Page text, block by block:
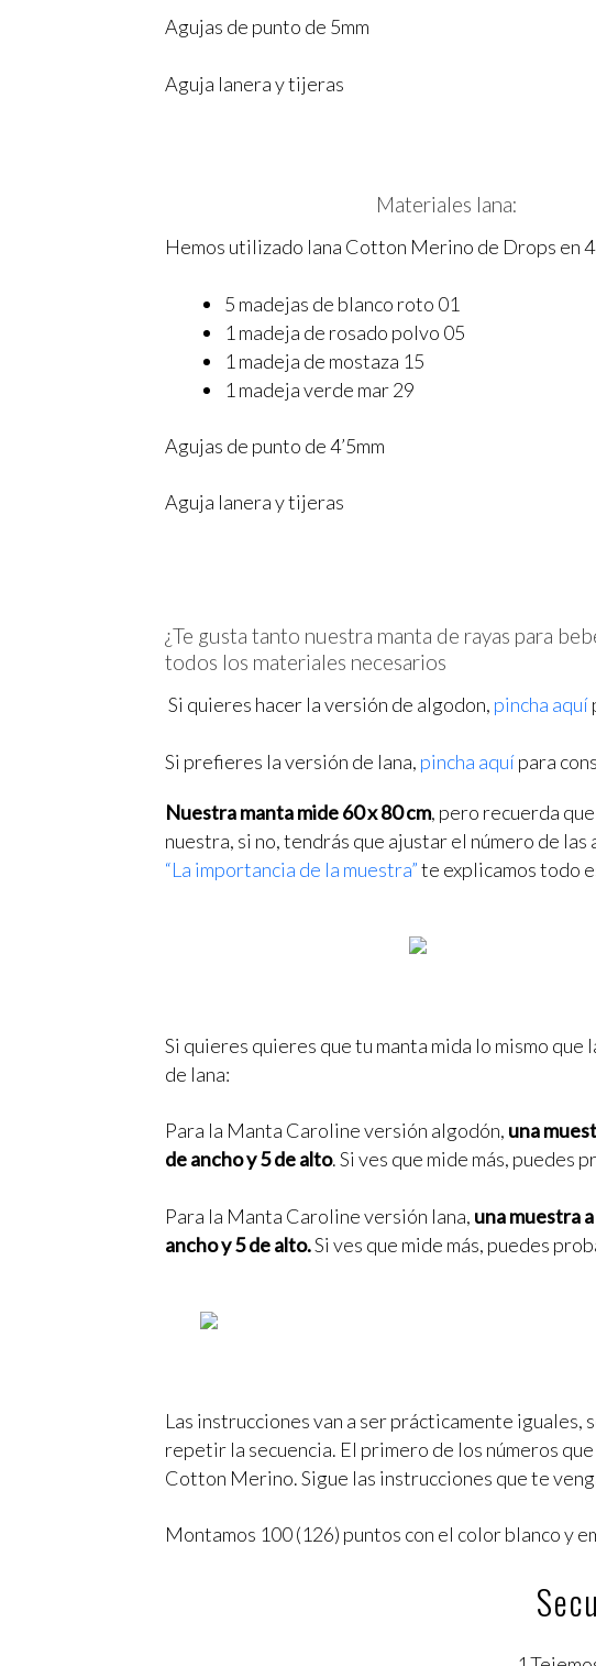
Agujas de punto de 5mm
Aguja lanera y tijeras
Materiales lana:
Hemos utilizado lana Cotton Merino de Drops en
5 madejas de blanco roto 01
1 madeja de rosado polvo 05
1 madeja de mostaza 15
1 madeja verde mar 29
Agujas de punto de 4’5mm
Aguja lanera y tijeras
¿Te gusta tanto nuestra manta de rayas para
todos los materiales necesarios
Si quieres hacer la versión de algodon, pincha aquí
Si prefieres la versión de lana, pincha aquípara
Nuestra manta mide 60 x 80 cm, pero recuerda
nuestra, si no, tendrás que ajustar el número de
“La importancia de la muestra”te explicamos todo
Si quieres quieres que tu manta mida lo mismo
de lana:
Para la Manta Caroline versión algodón, una
de ancho y 5 de alto. Si ves que mide más, puedes
Para la Manta Caroline versión lana, una muestra
ancho y 5 de alto.Si ves que mide más, puedes
Las instrucciones van a ser prácticamente iguales,
repetir la secuencia. El primero de los números
Cotton Merino. Sigue las instrucciones que te
Montamos 100 (126) puntos con el color blanco y